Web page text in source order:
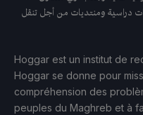
دراسية ومنتديات من أجل تنقل
Hoggar est un institut de
Hoggar se donne pour
compréhension des
peuples du Maghreb et à